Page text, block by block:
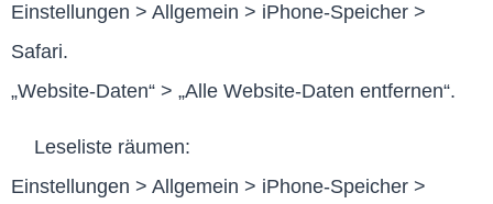
Einstellungen > Allgemein > iPhone-Speicher >
Safari.
„Website-Daten“ > „Alle Website-Daten entfernen“.
Leseliste räumen:
Einstellungen > Allgemein > iPhone-Speicher >